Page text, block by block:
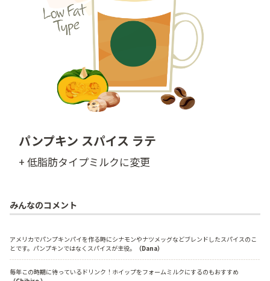
パンプキン スパイス ラテ
+ 低脂肪タイプミルクに変更
みんなのコメント
アメリカでパンプキンパイを作る時にシナモンやナツメッグなどブレンドしたスパイスのこ
とです。パンプキンではなくスパイスが主役。
（Dana）
毎年この時期に待っているドリンク！ホイップをフォームミルクにするのもおすすめ